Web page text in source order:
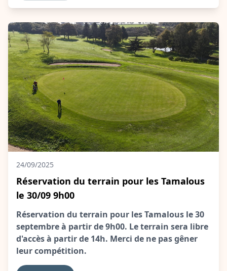
24/09/2025
Réservation du terrain pour les Tamalous
le 30/09 9h00
Réservation du terrain pour les Tamalous le 30
septembre à partir de 9h00. Le terrain sera libre
d'accès à partir de 14h. Merci de ne pas gêner
leur compétition.